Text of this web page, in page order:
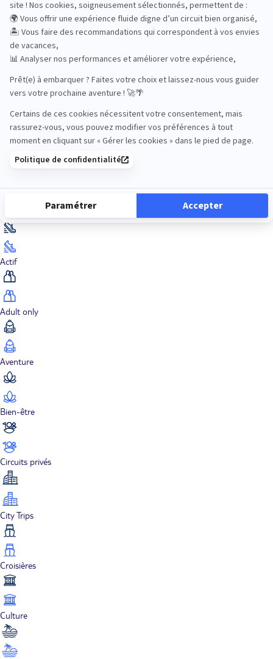
Océanie
Océan Indien
Nos thématiques
Actif
Adult only
Aventure
Bien-être
Circuits privés
City Trips
Croisières
Culture